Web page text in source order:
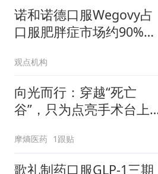
诺和诺德口服Wegovy占
口服肥胖症市场约90%份
观点机构
向光而行：穿越“死亡
谷”，只为点亮手术台上
摩熵医药 1跟贴
歌礼制药口服GLP-1三期